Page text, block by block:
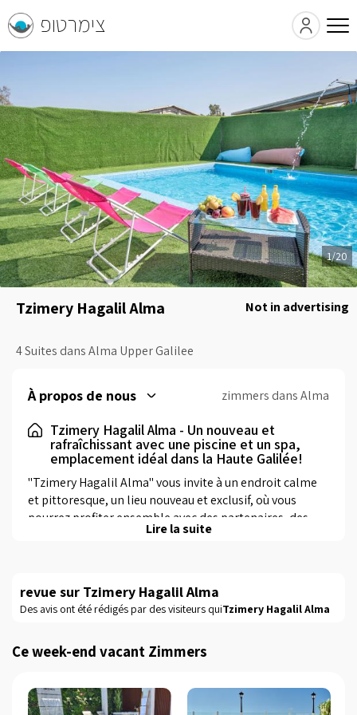
צימרטופ
Tzimery Hagalil Alma
4 Suites dans Alma Upper Galilee
Not in advertising
1/20
À propos de nous zimmers dans Alma
Tzimery Hagalil Alma - Un nouveau et
rafraîchissant avec une piscine et un spa,
emplacement idéal dans la Haute Galilée!
"Tzimery Hagalil Alma" vous invite à un endroit calme
et pittoresque, un lieu nouveau et exclusif, où vous
pourrez profiter ensemble avec des partenaires, des
amis ou avec toute la famille.Le complexe est situé à
vignobles, équitation et VTT, les réserves naturelles
(rivière Gish, rivière des Grands cèdres, le lac Dalton et
vous verrez des dizaines de grands arbres fruitiers, vous
souhaitez pendant vos vacances. Situé entre le jardin
d'arbres fruitiers complexe - particulièrement vert et
Lire la suite
revue sur Tzimery Hagalil Alma
Des avis ont été rédigés par des visiteurs quiTzimery Hagalil Alma
Ce week-end vacant Zimmers